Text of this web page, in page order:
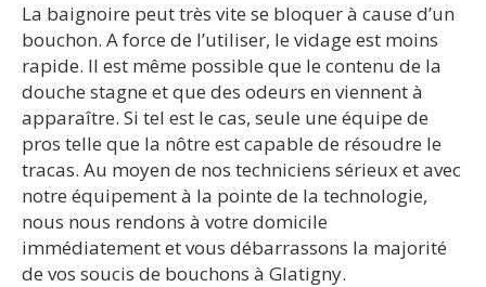
La baignoire peut très vite se bloquer à cause d’un
bouchon. A force de l’utiliser, le vidage est moins
rapide. Il est même possible que le contenu de la
douche stagne et que des odeurs en viennent à
apparaître. Si tel est le cas, seule une équipe de
pros telle que la nôtre est capable de résoudre le
tracas. Au moyen de nos techniciens sérieux et avec
notre équipement à la pointe de la technologie,
nous nous rendons à votre domicile
immédiatement et vous débarrassons la majorité
de vos soucis de bouchons à Glatigny.